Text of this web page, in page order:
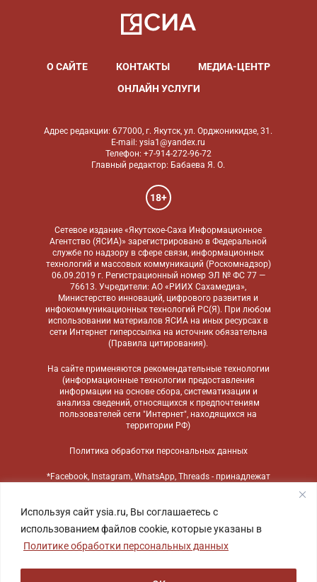
Используя сайт ysia.ru, Вы соглашаетесь с
использованием файлов cookie, которые указаны в
Политике обработки персональных данных
О САЙТЕ КОНТАКТЫ
МЕДИА-ЦЕНТР
ОНЛАЙН УСЛУГИ
Адрес редакции: 677000, г. Якутск, ул. Орджоникидзе, 31.
E-mail: ysia1@yandex.ru
Телефон: +7-914-272-96-72
Главный редактор: Бабаева Я. О.
18+
Сетевое издание «Якутское-Саха Информационное
Агентство (ЯСИА)» зарегистрировано в Федеральной
службе по надзору в сфере связи, информационных
технологий и массовых коммуникаций (Роскомнадзор)
06.09.2019 г. Регистрационный номер ЭЛ № ФС 77 —
76613. Учредители: АО «РИИХ Сахамедиа»,
Министерство инноваций, цифрового развития и
инфокоммуникационных технологий РС(Я). При любом
использовании материалов ЯСИА на иных ресурсах в
сети Интернет гиперссылка на источник обязательна
(Правила цитирования).
На сайте применяются рекомендательные технологии
(информационные технологии предоставления
информации на основе сбора, систематизации и
анализа сведений, относящихся к предпочтениям
пользователей сети "Интернет", находящихся на
территории РФ)
Политика обработки персональных данных
*Facebook, Instagram, WhatsApp, Threads - принадлежат